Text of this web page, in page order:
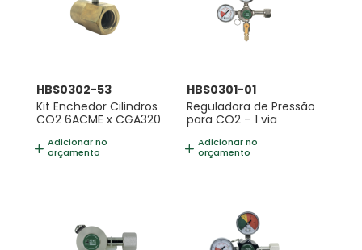
HBS0302-53
Kit Enchedor Cilindros
CO2 6ACME x CGA320
Adicionar no
orçamento
HBS0301-01
Reguladora de Pressão
para CO2 – 1 via
Adicionar no
orçamento